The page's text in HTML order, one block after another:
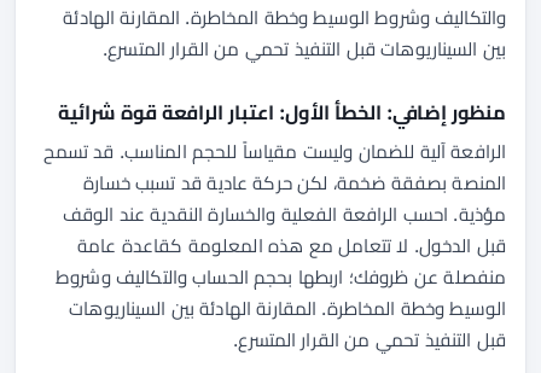
والتكاليف وشروط الوسيط وخطة المخاطرة. المقارنة الهادئة
بين السيناريوهات قبل التنفيذ تحمي من القرار المتسرع.
منظور إضافي: الخطأ الأول: اعتبار الرافعة قوة شرائية
الرافعة آلية للضمان وليست مقياساً للحجم المناسب. قد تسمح
المنصة بصفقة ضخمة، لكن حركة عادية قد تسبب خسارة
مؤذية. احسب الرافعة الفعلية والخسارة النقدية عند الوقف
قبل الدخول. لا تتعامل مع هذه المعلومة كقاعدة عامة
منفصلة عن ظروفك؛ اربطها بحجم الحساب والتكاليف وشروط
الوسيط وخطة المخاطرة. المقارنة الهادئة بين السيناريوهات
قبل التنفيذ تحمي من القرار المتسرع.